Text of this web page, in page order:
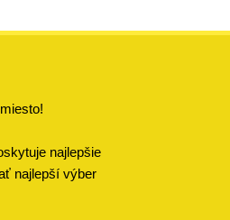
najlepšie
najlepší výber